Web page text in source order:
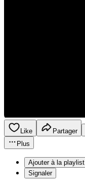
Like Partager
Plus
Ajouter à la playlist
Signaler